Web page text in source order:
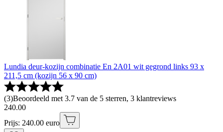
Lundia deur-kozijn combinatie En 2A01 wit gegrond links 93 x
211,5 cm (kozijn 56 x 90 cm)
(3)Beoordeeld met 3.7 van de 5 sterren, 3 klantreviews
240.00
Prijs: 240.00 euro